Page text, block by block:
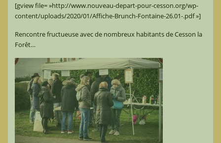
[gview file= »http://www.nouveau-depart-pour-cesson.org/wp-
content/uploads/2020/01/Affiche-Brunch-Fontaine-26.01-.pdf »]
Rencontre fructueuse avec de nombreux habitants de Cesson la
Forêt…